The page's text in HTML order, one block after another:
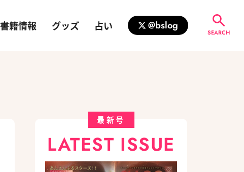
書籍情報 グッズ 占い @bslog
SEARCH
最新号
LATEST ISSUE